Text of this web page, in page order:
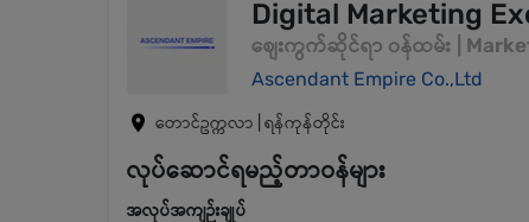
Digital Marketing
စျေးကွက်ဆိုင်ရာ ၀န်ထမ်း |
Ascendant Empire Co.,Ltd
တောင်ဥက္ကလာ | ရန်ကုန်တိုင်း
လုပ်ဆောင်ရမည့်တာဝန်များ
အလုပ်အကျဉ်းချုပ်